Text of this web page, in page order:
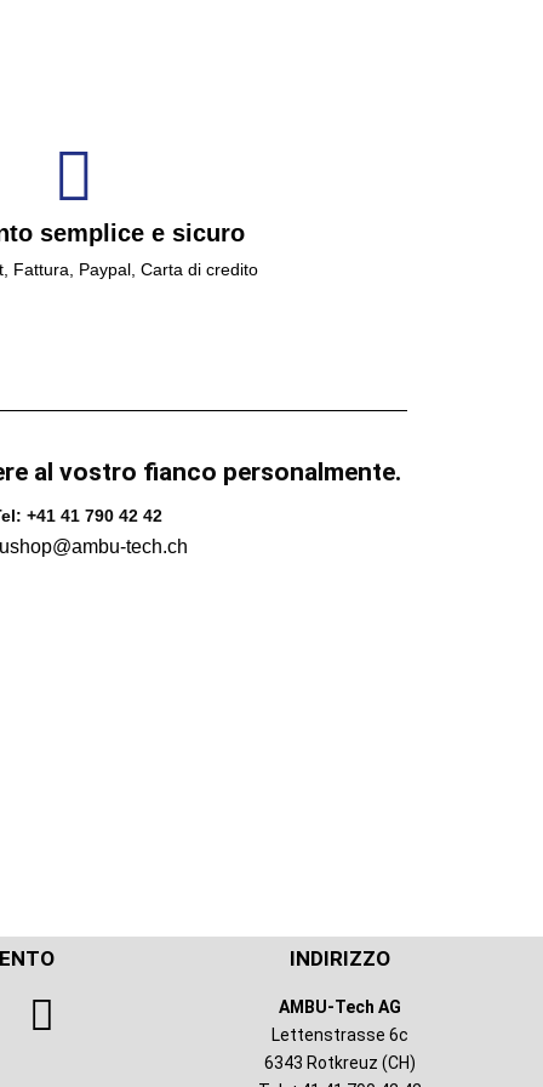
semplice e sicuro
Fattura, Paypal, Carta di credito
al vostro fianco personalmente.
+41 41 790 42 42
tech.ch
INDIRIZZO
AMBU-Tech AG
Lettenstrasse 6c
6343 Rotkreuz (CH)